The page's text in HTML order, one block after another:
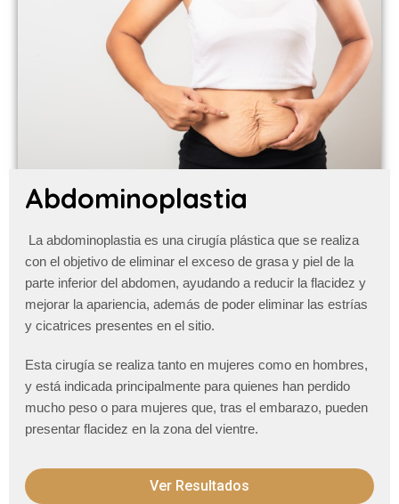
Abdominoplastia
La abdominoplastia es una cirugía plástica que se realiza
con el objetivo de eliminar el exceso de grasa y piel de la
parte inferior del abdomen, ayudando a reducir la flacidez y
mejorar la apariencia, además de poder eliminar las estrías
y cicatrices presentes en el sitio.
Esta cirugía se realiza tanto en mujeres como en hombres,
y está indicada principalmente para quienes han perdido
mucho peso o para mujeres que, tras el embarazo, pueden
presentar flacidez en la zona del vientre.
Ver Resultados